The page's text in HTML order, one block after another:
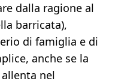
dalla ragione al
barricata),
di famiglia e di
anche se la
nel